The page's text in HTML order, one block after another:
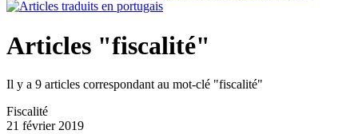
Articles "fiscalité"
Il y a 9 articles correspondant au mot-clé "fiscalité"
Fiscalité
21 février 2019